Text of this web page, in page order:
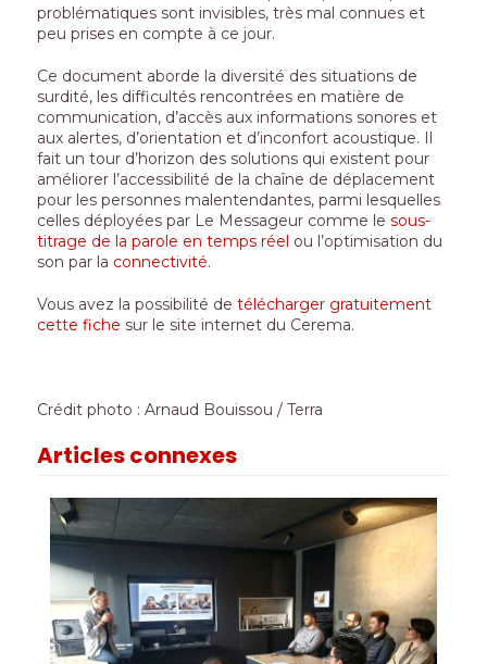
problématiques sont invisibles, très mal connues et
peu prises en compte à ce jour.
Ce document aborde la diversité des situations de
surdité, les difficultés rencontrées en matière de
communication, d’accès aux informations sonores et
aux alertes, d’orientation et d’inconfort acoustique. Il
fait un tour d’horizon des solutions qui existent pour
améliorer l’accessibilité de la chaîne de déplacement
pour les personnes malentendantes, parmi lesquelles
celles déployées par Le Messageur comme le sous-
titrage de la parole en temps réel ou l’optimisation du
son par la connectivité.
Vous avez la possibilité de télécharger gratuitement
cette fiche sur le site internet du Cerema.
Crédit photo : Arnaud Bouissou / Terra
Articles connexes